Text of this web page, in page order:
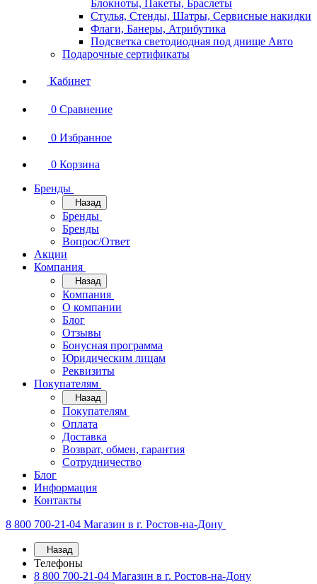
Блокноты, Пакеты, Браслеты
Стулья, Стенды, Шатры, Сервисные накидки
Флаги, Банеры, Атрибутика
Подсветка светодиодная под днище Авто
Подарочные сертификаты
Кабинет
0 Сравнение
0 Избранное
0 Корзина
Бренды
Назад
Бренды
Бренды
Вопрос/Ответ
Акции
Компания
Назад
Компания
О компании
Блог
Отзывы
Бонусная программа
Юридическим лицам
Реквизиты
Покупателям
Назад
Покупателям
Оплата
Доставка
Возврат, обмен, гарантия
Сотрудничество
Блог
Информация
Контакты
8 800 700-21-04 Магазин в г. Ростов-на-Дону
Назад
Телефоны
8 800 700-21-04 Магазин в г. Ростов-на-Дону